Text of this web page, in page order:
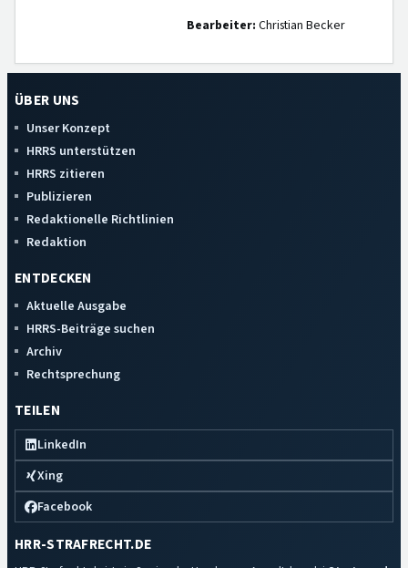
Bearbeiter: Christian Becker
ÜBER UNS
Unser Konzept
HRRS unterstützen
HRRS zitieren
Publizieren
Redaktionelle Richtlinien
Redaktion
ENTDECKEN
Aktuelle Ausgabe
HRRS-Beiträge suchen
Archiv
Rechtsprechung
TEILEN
LinkedIn
Xing
Facebook
HRR-STRAFRECHT.DE